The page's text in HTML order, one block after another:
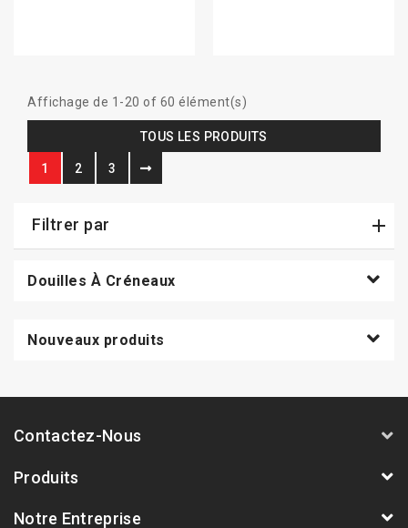
Affichage de 1-20 of 60 élément(s)
TOUS LES PRODUITS
1 2 3
Filtrer par
Douilles À Créneaux
Nouveaux produits
Contactez-Nous
Produits
Notre Entreprise